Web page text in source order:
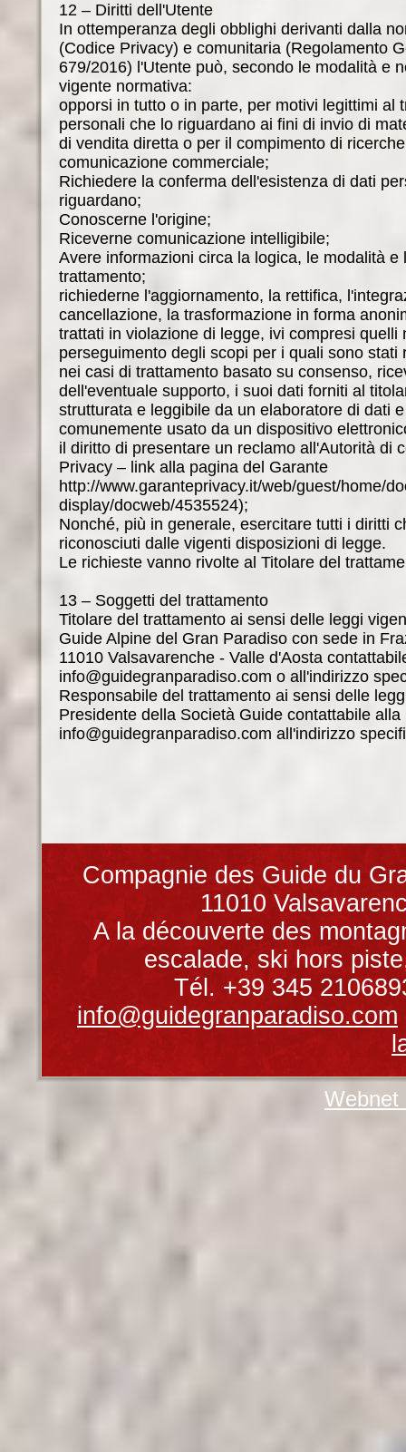
12 – Diritti dell'Utente
In ottemperanza degli obblighi derivanti dalla
(Codice Privacy) e comunitaria (Regolamento
679/2016) l'Utente può, secondo le modalità e
vigente normativa:
opporsi in tutto o in parte, per motivi legittimi al
personali che lo riguardano ai fini di invio di
di vendita diretta o per il compimento di
comunicazione commerciale;
Richiedere la conferma dell'esistenza di dati
riguardano;
Conoscerne l'origine;
Riceverne comunicazione intelligibile;
Avere informazioni circa la logica, le modalità e
trattamento;
richiederne l'aggiornamento, la rettifica,
cancellazione, la trasformazione in forma
trattati in violazione di legge, ivi compresi quelli
perseguimento degli scopi per i quali sono stati
nei casi di trattamento basato su consenso,
dell'eventuale supporto, i suoi dati forniti al
strutturata e leggibile da un elaboratore di dati
comunemente usato da un dispositivo
il diritto di presentare un reclamo all'Autorità di
Privacy – link alla pagina del Garante
http://www.garanteprivacy.it/web/guest/home/
display/docweb/4535524);
Nonché, più in generale, esercitare tutti i diritti
riconosciuti dalle vigenti disposizioni di legge.
Le richieste vanno rivolte al Titolare del
13 – Soggetti del trattamento
Titolare del trattamento ai sensi delle leggi
Guide Alpine del Gran Paradiso con sede in
11010 Valsavarenche - Valle d'Aosta
info@guidegranparadiso.com o all'indirizzo
Responsabile del trattamento ai sensi delle
Presidente della Società Guide contattabile alla
info@guidegranparadiso.com all'indirizzo
Compagnie des Guide du
11010
A la découverte des
escalade, ski hors piste
Tél. +39 345
info@guidegranparadiso.com
Webnet